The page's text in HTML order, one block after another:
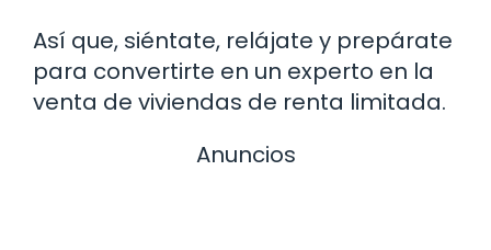
Así que, siéntate, relájate y prepárate
para convertirte en un experto en la
venta de viviendas de renta limitada.
Anuncios